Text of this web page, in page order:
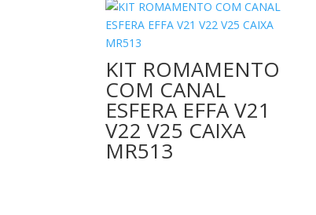
KIT ROMAMENTO
COM CANAL
ESFERA EFFA V21
V22 V25 CAIXA
MR513